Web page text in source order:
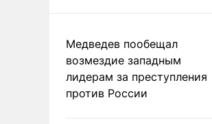
Медведев пообещал
возмездие западным
лидерам за преступления
против России